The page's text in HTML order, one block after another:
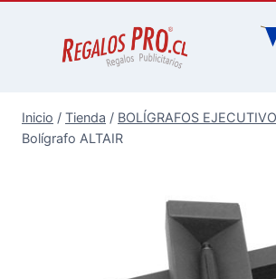
Inicio / Tienda / BOLÍGRAFOS
Bolígrafo ALTAIR